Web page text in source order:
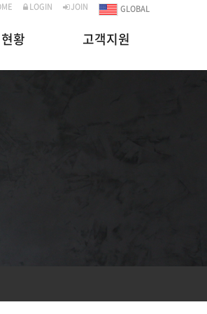
LOGIN JOIN GLOBAL
황 고객지원